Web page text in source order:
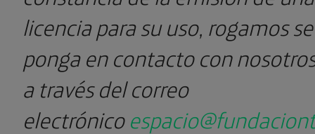
licencia para su uso, rogamos se
ponga en contacto con
a través del correo
electrónico